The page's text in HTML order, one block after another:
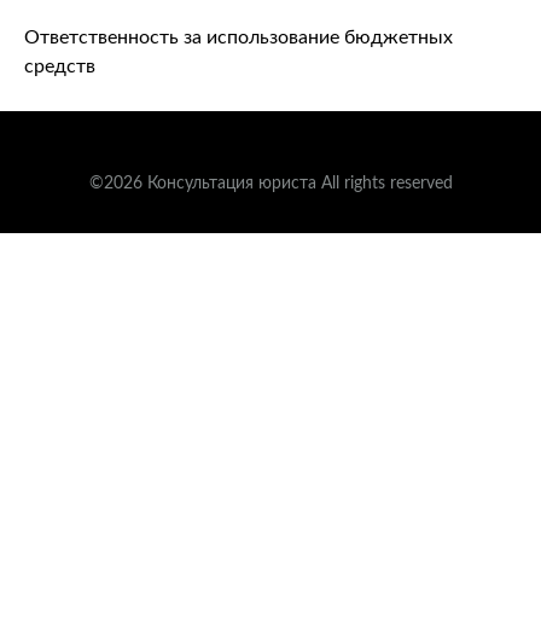
Ответственность за использование бюджетных
средств
©2026 Консультация юриста All rights reserved